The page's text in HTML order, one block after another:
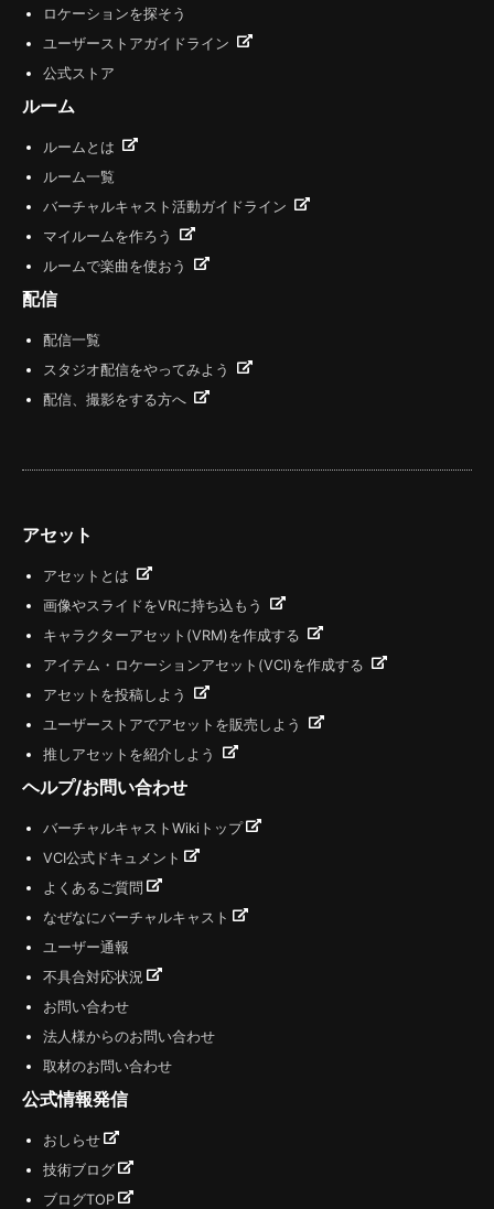
ロケーションを探そう
ユーザーストアガイドライン
公式ストア
ルーム
ルームとは
ルーム一覧
バーチャルキャスト活動ガイドライン
マイルームを作ろう
ルームで楽曲を使おう
配信
配信一覧
スタジオ配信をやってみよう
配信、撮影をする方へ
アセット
アセットとは
画像やスライドをVRに持ち込もう
キャラクターアセット(VRM)を作成する
アイテム・ロケーションアセット(VCI)を作成する
アセットを投稿しよう
ユーザーストアでアセットを販売しよう
推しアセットを紹介しよう
ヘルプ/お問い合わせ
バーチャルキャストWikiトップ
VCI公式ドキュメント
よくあるご質問
なぜなにバーチャルキャスト
ユーザー通報
不具合対応状況
お問い合わせ
法人様からのお問い合わせ
取材のお問い合わせ
公式情報発信
おしらせ
技術ブログ
ブログTOP